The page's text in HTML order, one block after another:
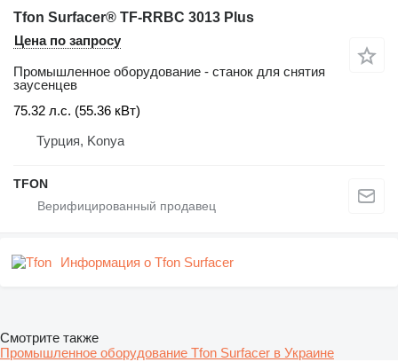
Tfon Surfacer® TF-RRBC 3013 Plus
Цена по запросу
Промышленное оборудование - станок для снятия
заусенцев
75.32 л.с. (55.36 кВт)
Турция, Konya
TFON
Информация о Tfon Surfacer
Смотрите также
Промышленное оборудование Tfon Surfacer в Украине